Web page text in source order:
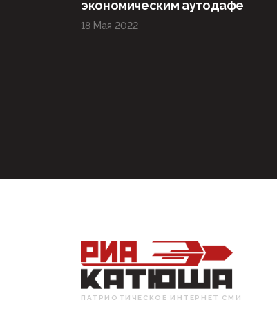
экономическим аутодафе
18 Мая 2022
ПАТРИОТИЧЕСКОЕ ИНТЕРНЕТ СМИ